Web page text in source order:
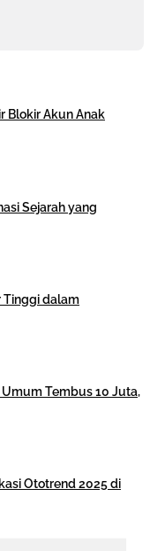
Blokir Akun Anak
Sejarah yang
Tinggi dalam
Tembus 10 Juta,
Ototrend 2025 di